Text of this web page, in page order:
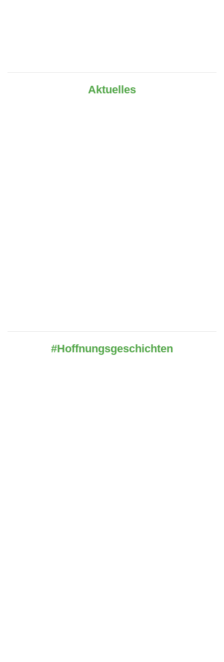
Aktuelles
#Hoffnungsgeschichten